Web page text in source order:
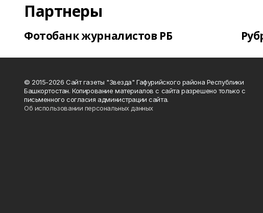
Партнеры
Фотобанк журналистов РБ
© 2015-2026 Сайт газеты "Звезда" Гафурийского района Республики
Башкортостан. Копирование материалов с сайта разрешено только с
письменного согласия администрации сайта.
Об использовании персональных данных